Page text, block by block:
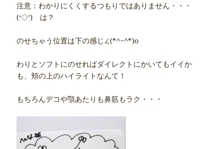
注意：わかりにくくするつもりではありません・・・
(‘◇’)ゞは？
のせちゃう位置は下の感じ∠(*^ｰ^*)o
わりとソフトにのせればダイレクトにかいてもイイか
も、頬の上のハイライトなんて！
もちろんデコや顎あたりも鼻筋もラク・・・